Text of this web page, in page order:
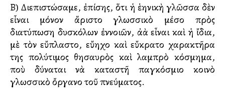
Β) Διεπιστώσαμε, ἐπίσης, ὅτι ἡ ἑλληνικὴ γλῶσσα δὲν
εἶναι μόνον ἄριστο γλωσσικὸ μέσο πρὸς
διατύπωση δυσκόλων ἐννοιῶν, ἀλλὰ εἶναι καὶ ἡ ἴδια,
μὲ τὸν εὔπλαστο, εὔηχο καὶ εὔκρατο χαρακτῆρα
της πολύτιμος θησαυρὸς καὶ λαμπρὸ κόσμημα,
ποὺ δύναται νὰ καταστῆ παγκόσμιο κοινὸ
γλωσσικὸ ὄργανο τοῦ πνεύματος.